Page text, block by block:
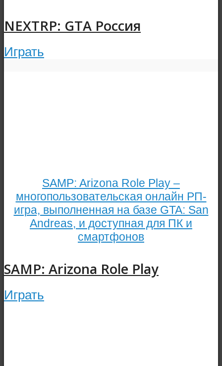
NEXTRP: GTA Россия
Играть
SAMP: Arizona Role Play –
многопользовательская онлайн РП-
игра, выполненная на базе GTA: San
Andreas, и доступная для ПК и
смартфонов
SAMP: Arizona Role Play
Играть